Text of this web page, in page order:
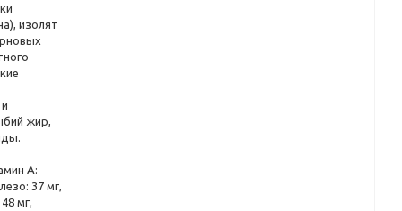
изолят
жир,
A:
37 мг,
мг,